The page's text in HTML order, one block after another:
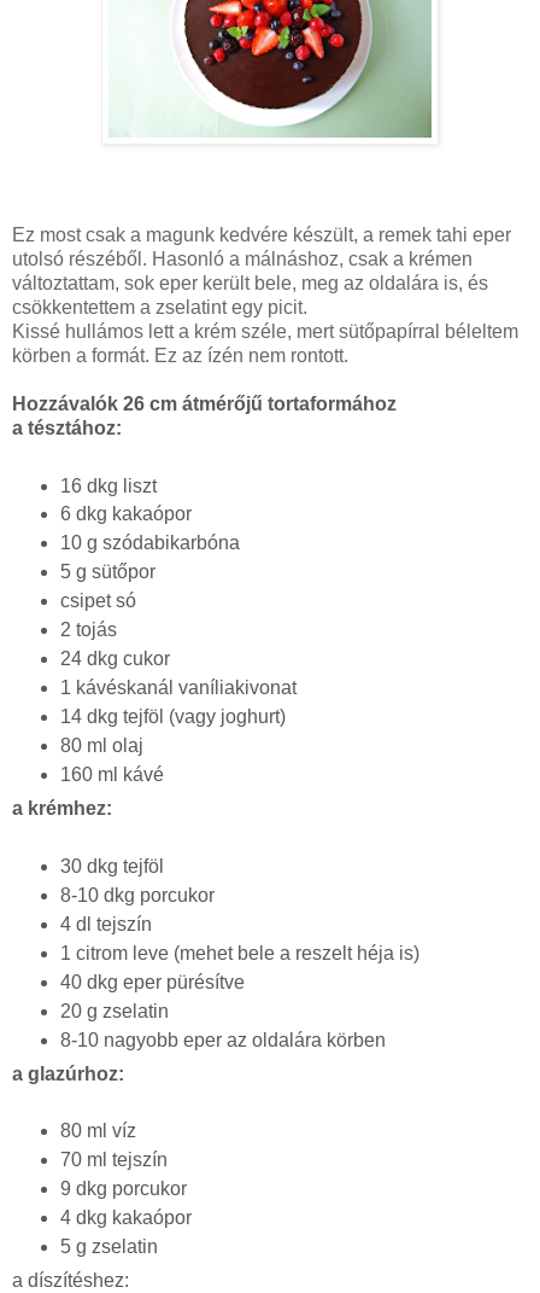
Ez most csak a magunk kedvére készült, a remek tahi eper
utolsó részéből. Hasonló a málnáshoz, csak a krémen
változtattam, sok eper került bele, meg az oldalára is, és
csökkentettem a zselatint egy picit.
Kissé hullámos lett a krém széle, mert sütőpapírral béleltem
körben a formát. Ez az ízén nem rontott.
Hozzávalók 26 cm átmérőjű tortaformához
a tésztához:
16 dkg liszt
6 dkg kakaópor
10 g szódabikarbóna
5 g sütőpor
csipet só
2 tojás
24 dkg cukor
1 kávéskanál vaníliakivonat
14 dkg tejföl (vagy joghurt)
80 ml olaj
160 ml kávé
a krémhez:
30 dkg tejföl
8-10 dkg porcukor
4 dl tejszín
1 citrom leve (mehet bele a reszelt héja is)
40 dkg eper pürésítve
20 g zselatin
8-10 nagyobb eper az oldalára körben
a glazúrhoz:
80 ml víz
70 ml tejszín
9 dkg porcukor
4 dkg kakaópor
5 g zselatin
a díszítéshez: